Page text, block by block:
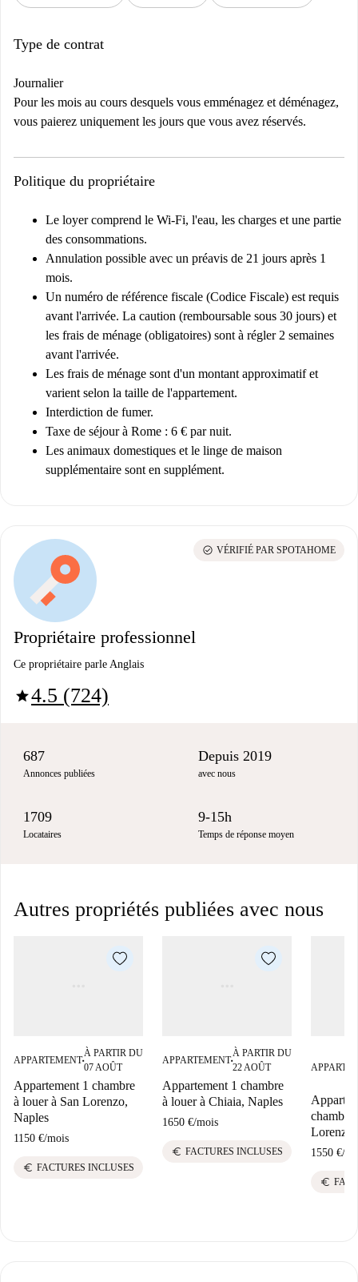
Type de contrat
Journalier
Pour les mois au cours desquels vous emménagez et déménagez,
vous paierez uniquement les jours que vous avez réservés.
Politique du propriétaire
Le loyer comprend le Wi-Fi, l'eau, les charges et une partie
des consommations.
Annulation possible avec un préavis de 21 jours après 1
mois.
Un numéro de référence fiscale (Codice Fiscale) est requis
avant l'arrivée. La caution (remboursable sous 30 jours) et
les frais de ménage (obligatoires) sont à régler 2 semaines
avant l'arrivée.
Les frais de ménage sont d'un montant approximatif et
varient selon la taille de l'appartement.
Interdiction de fumer.
Taxe de séjour à Rome : 6 € par nuit.
Les animaux domestiques et le linge de maison
supplémentaire sont en supplément.
Propriétaire professionnel
Ce propriétaire parle Anglais
star4.5 (724)
check_circle VÉRIFIÉ PAR SPOTAHOME
687
Annonces publiées
Depuis 2019
avec nous
1709
Locataires
9-15h
Temps de réponse moyen
Autres propriétés publiées avec nous
APPARTEMENT■
À PARTIR DU
07 AOÛT
Appartement 1 chambre
à louer à San Lorenzo,
Naples
1150 €/mois
euro FACTURES INCLUSES
APPARTEMENT■
À PARTIR DU
22 AOÛT
Appartement 1 chambre
à louer à Chiaia, Naples
1650 €/mois
euro FACTURES INCLUSES 1550 €/
euro